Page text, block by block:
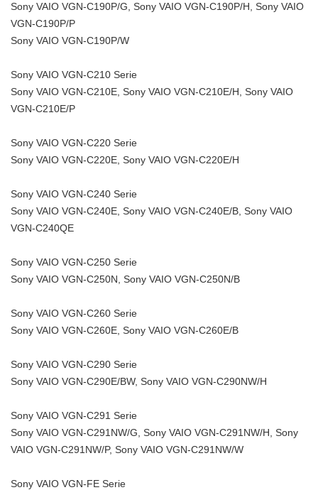
Sony VAIO VGN-C190P/G, Sony VAIO VGN-C190P/H, Sony VAIO
VGN-C190P/P
Sony VAIO VGN-C190P/W
Sony VAIO VGN-C210 Serie
Sony VAIO VGN-C210E, Sony VAIO VGN-C210E/H, Sony VAIO
VGN-C210E/P
Sony VAIO VGN-C220 Serie
Sony VAIO VGN-C220E, Sony VAIO VGN-C220E/H
Sony VAIO VGN-C240 Serie
Sony VAIO VGN-C240E, Sony VAIO VGN-C240E/B, Sony VAIO
VGN-C240QE
Sony VAIO VGN-C250 Serie
Sony VAIO VGN-C250N, Sony VAIO VGN-C250N/B
Sony VAIO VGN-C260 Serie
Sony VAIO VGN-C260E, Sony VAIO VGN-C260E/B
Sony VAIO VGN-C290 Serie
Sony VAIO VGN-C290E/BW, Sony VAIO VGN-C290NW/H
Sony VAIO VGN-C291 Serie
Sony VAIO VGN-C291NW/G, Sony VAIO VGN-C291NW/H, Sony
VAIO VGN-C291NW/P, Sony VAIO VGN-C291NW/W
Sony VAIO VGN-FE Serie